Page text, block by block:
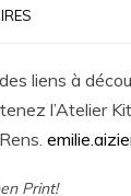
liens à
l’Atelier
Print!